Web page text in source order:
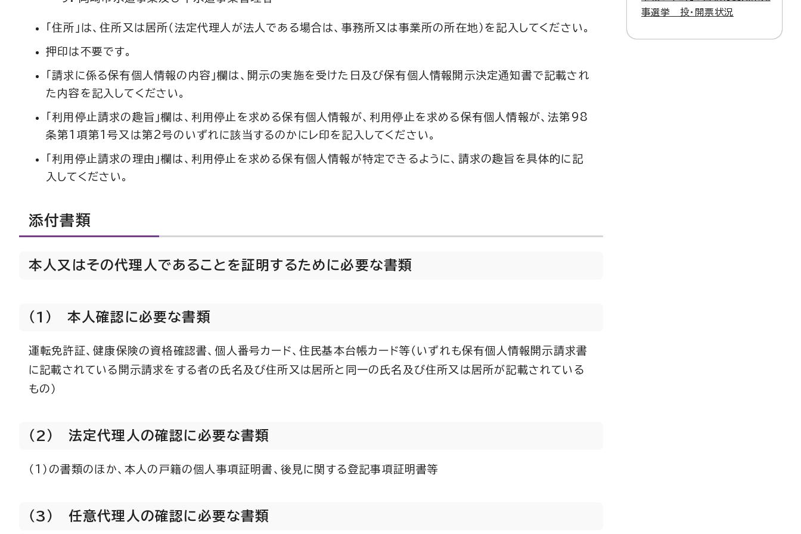
「住所」は、住所又は居所（法定代理人が法人である場合は、事務所又は事業所の所在地）を記入してください。
押印は不要です。
「請求に係る保有個人情報の内容」欄は、開示の実施を受けた日及び保有個人情報開示決定通知書で記載され
た内容を記入してください。
「利用停止請求の趣旨」欄は、利用停止を求める保有個人情報が、利用停止を求める保有個人情報が、法第98
条第1項第1号又は第2号のいずれに該当するのかにレ印を記入してください。
「利用停止請求の理由」欄は、利用停止を求める保有個人情報が特定できるように、請求の趣旨を具体的に記
入してください。
添付書類
本人又はその代理人であることを証明するために必要な書類
（1） 本人確認に必要な書類
運転免許証、健康保険の資格確認書、個人番号カード、住民基本台帳カード等（いずれも保有個人情報開示請求書
に記載されている開示請求をする者の氏名及び住所又は居所と同一の氏名及び住所又は居所が記載されている
もの）
（2） 法定代理人の確認に必要な書類
（1）の書類のほか、本人の戸籍の個人事項証明書、後見に関する登記事項証明書等
（3） 任意代理人の確認に必要な書類
事選挙 投・開票状況